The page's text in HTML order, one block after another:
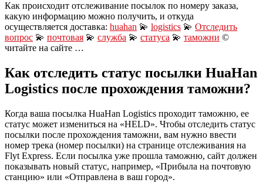
Как происходит отслеживание посылок по номеру заказа,
какую информацию можно получить, и откуда
осуществляется доставка: huahan 💫 logistics 💫 Отследить
вопрос 💫 почтовая 💫 служба 💫 статуса 💫 таможни ©
читайте на сайте …
Как отследить статус посылки HuaHan
Logistics после прохождения таможни?
Когда ваша посылка HuaHan Logistics проходит таможню, ее
статус может измениться на «HELD». Чтобы отследить статус
посылки после прохождения таможни, вам нужно ввести
номер трека (номер посылки) на странице отслеживания на
Flyt Express. Если посылка уже прошла таможню, сайт должен
показывать новый статус, например, «Прибыла на почтовую
станцию» или «Отправлена в ваш город».